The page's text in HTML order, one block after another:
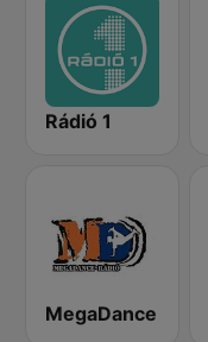
Rádió 1
MegaDance